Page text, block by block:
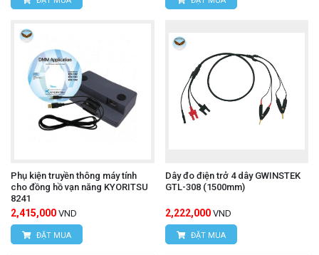
Phụ kiện truyền thông máy tính
cho đồng hồ vạn năng KYORITSU
8241
2,415,000 VND
ĐẶT MUA
Dây đo điện trở 4 dây GWINSTEK
GTL-308 (1500mm)
2,222,000 VND
ĐẶT MUA